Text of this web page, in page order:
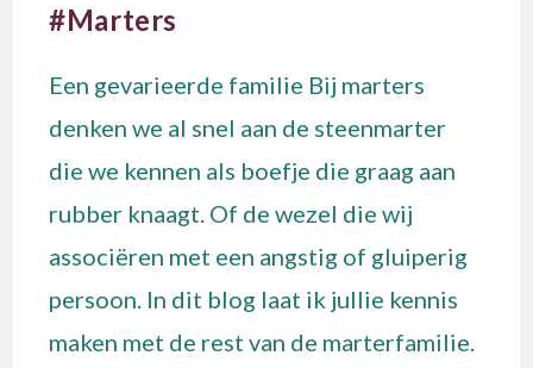
#Marters
Een gevarieerde familie Bij marters
denken we al snel aan de steenmarter
die we kennen als boefje die graag aan
rubber knaagt. Of de wezel die wij
associëren met een angstig of gluiperig
persoon. In dit blog laat ik jullie kennis
maken met de rest van de marterfamilie.